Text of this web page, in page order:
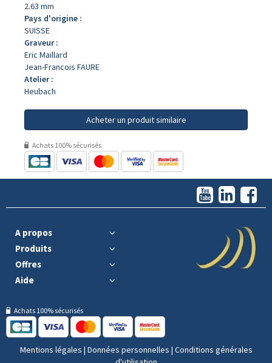
2.63 mm
Pays d'origine :
SUISSE
Graveur :
Eric Maillard
Jean-Francois FAURE
Atelier :
Heubach
Acheter un produit similaire
Achats 100% sécurisés
A propos
Produits
Offres
Aide
Achats 100% sécurisés
Mentions légales | Données personnelles | Conditions générales